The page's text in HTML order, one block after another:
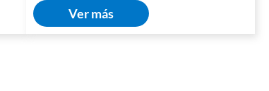
Ver más